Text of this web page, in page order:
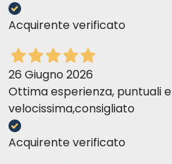
Acquirente verificato
26 Giugno 2026
Ottima esperienza, puntuali
velocissima,consigliato
Acquirente verificato